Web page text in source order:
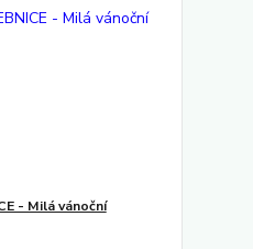
- Milá vánoční